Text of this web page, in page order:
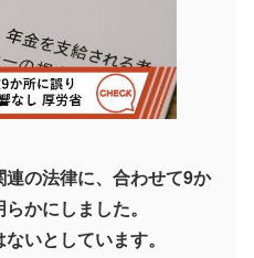
の法律に、合わせて9か
かにしました。
いとしています。